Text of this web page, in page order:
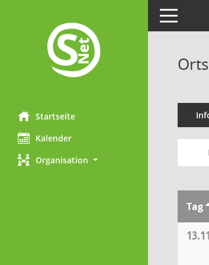
Startseite
Kalender
Organisation
Toggle
Tag